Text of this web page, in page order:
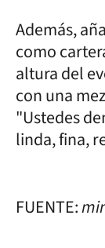
Además,
como
altura del
con una
"Ustedes
linda, fina,
FUENTE: